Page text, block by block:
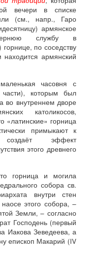
вечери в списке
(см., напр., Гаро
армянское
службу в
по соседству
армянский
часовня с
которым был
во внутреннем дворе
католикосов,
«латинские» горница
примыкают к
эффект
этого древнего
горница и могила
собора св.
внутри стен
этого собора, –
Земли, – согласно
Господень (первый
Иакова Зеведеева, а
епископ Макарий (IV